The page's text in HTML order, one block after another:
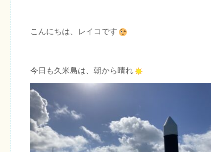
こんにちは、レイコです
今日も久米島は、朝から晴れ